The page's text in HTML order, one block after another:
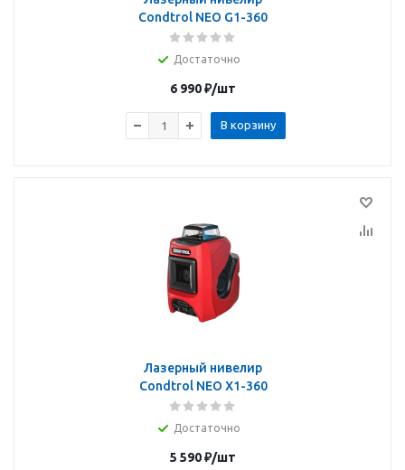
Condtrol NEO G1-360
Достаточно
6 990₽/шт
В корзину
Лазерный нивелир
Condtrol NEO X1-360
Достаточно
5 590₽/шт